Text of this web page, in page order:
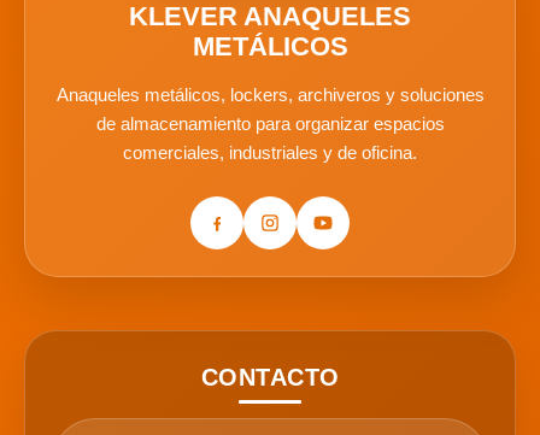
KLEVER ANAQUELES
METÁLICOS
Anaqueles metálicos, lockers, archiveros y soluciones
de almacenamiento para organizar espacios
comerciales, industriales y de oficina.
CONTACTO